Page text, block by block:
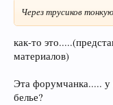
Через трусиков
как-то
материалов)
Эта форумчанка..... у
белье?